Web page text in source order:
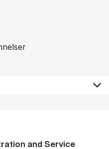
and Ser­vice